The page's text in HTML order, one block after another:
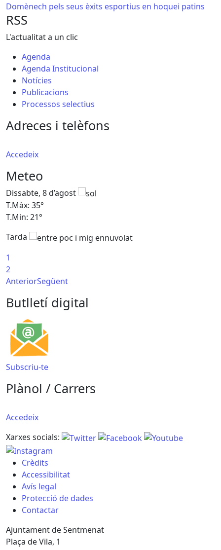
RSS
L'actualitat a un clic
Agenda
Agenda Institucional
Notícies
Publicacions
Processos selectius
Adreces i telèfons
Accedeix
Meteo
Dissabte, 8 d’agost
T.Màx: 35°
T.Min: 21°
Tarda
1
2
AnteriorSegüent
Butlletí digital
Subscriu-te
Plànol / Carrers
Accedeix
Xarxes socials:
Crèdits
Accessibilitat
Avís legal
Protecció de dades
Contactar
Ajuntament de Sentmenat
Plaça de Vila, 1